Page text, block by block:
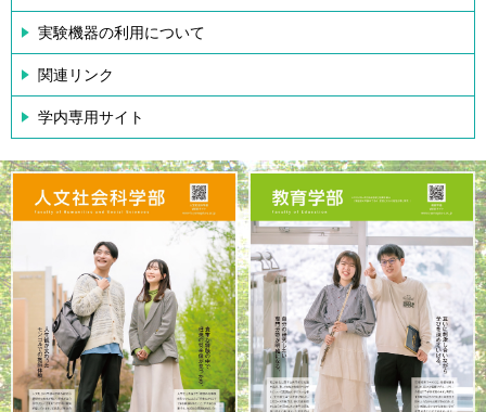
実験機器の利用について
関連リンク
学内専用サイト